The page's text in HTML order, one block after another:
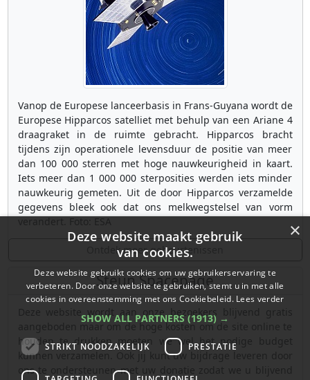
Vanop de Europese lanceerbasis in Frans-Guyana wordt de
Europese Hipparcos satelliet met behulp van een Ariane 4
draagraket in de ruimte gebracht. Hipparcos bracht
tijdens zijn operationele levensduur de positie van meer
dan 100 000 sterren met hoge nauwkeurigheid in kaart.
Iets meer dan 1 000 000 sterposities werden iets minder
nauwkeurig gemeten. Uit de door Hipparcos verzamelde
gegevens bleek ook dat ons melkwegstelsel van vorm
Ontdek meer gebeurtenissen
Steun Spacepage
Deze website wordt aan onze bezoekers blijvend gratis
aangeboden maar om de hoge kosten om de site online te
houden te drukken moeten we wel het nodige budget
kunnen verzamelen. Ook jij kunt uw bijdrage leveren door
ons te ondersteunen met uw donatie zodat we u blijvend
×
Deze website maakt gebruik
van cookies.
Deze website gebruikt cookies om uw gebruikerservaring te
verbeteren. Door onze website te gebruiken, stemt u in met alle
cookies in overeenstemming met ons Cookiebeleid. Lees verder
SHOW ALL PARTNERS (1913) →
STRIKT NOODZAKELIJK PRESTATIE